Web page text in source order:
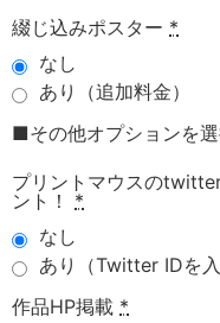
綴じ込みポスター *
なし
あり（追加料金）
■その他オプションを
プリントマウスの
ント！
*
なし
あり（Twitter IDを入
作品HP掲載 *